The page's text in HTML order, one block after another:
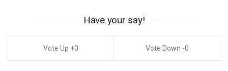
Have your say!
0 0